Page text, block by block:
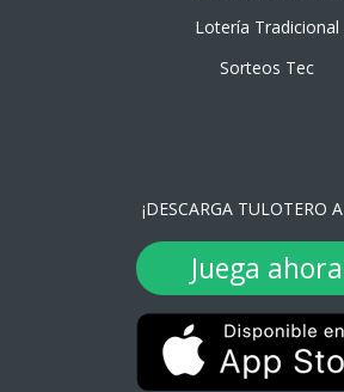
Lotería Tradicional
Sorteos Tec
¡DESCARGA TULOTERO
Juega ahora